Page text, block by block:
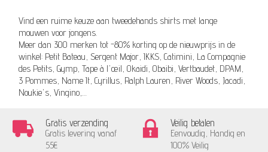
Vind een ruime keuze aan tweedehands shirts met lange
mouwen voor jongens.
Meer dan 300 merken tot -80% korting op de nieuwprijs in de
winkel: Petit Bateau, Sergent Major, IKKS, Catimini, La Compagnie
des Petits, Gymp, Tape à l'œil, Okaidi, Obaibi, Vertbaudet, DPAM,
3 Pommes, Name It, Cyrillus, Ralph Lauren, River Woods, Jacadi,
Noukie's, Vingino,…
Gratis verzending
Gratis levering vanaf
55€
Veilig betalen
Eenvoudig, Handig en
100% Veilig